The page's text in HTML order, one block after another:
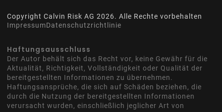
Copyright Calvin Risk AG 2026. Alle Rechte vorbehalten
ImpressumDatenschutzrichtlinie
Haftungsausschluss
Der Autor behält sich das Recht vor, keine Gewähr für die
Aktualität, Richtigkeit, Vollständigkeit oder Qualität der
bereitgestellten Informationen zu übernehmen.
Haftungsansprüche, die sich auf Schäden beziehen, die
durch die Nutzung der bereitgestellten Informationen
verursacht wurden, einschließlich jeglicher Art von